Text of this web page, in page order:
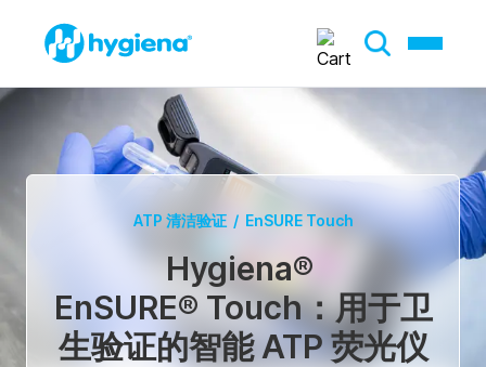
ATP 清洁验证 / EnSURE Touch
Hygiena®
EnSURE® Touch：用于卫
生验证的智能 ATP 荧光仪